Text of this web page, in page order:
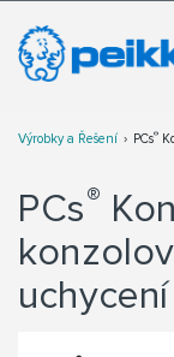
Výrobky a Řešení PCs®
PCs®